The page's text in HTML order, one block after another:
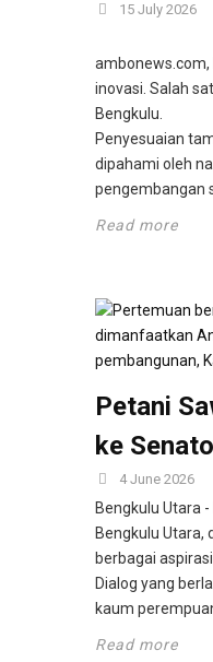
15 July 2026
ambonews.com,
inovasi. Salah
Bengkulu.
Penyesuaian
dipahami oleh
pengembangan
Read more
Petani
ke
4 June 2026
Bengkulu Utara
Bengkulu Utara,
berbagai
Dialog yang
kaum
Read more